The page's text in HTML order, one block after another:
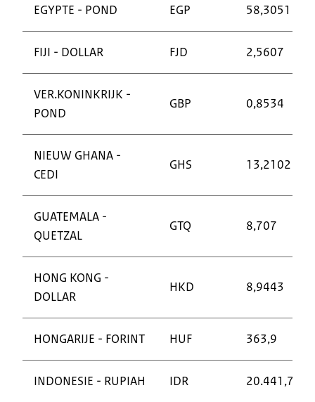
EGYPTE - POND EGP 58,3051
FIJI - DOLLAR FJD 2,5607
VER.KONINKRIJK -
POND
GBP 0,8534
NIEUW GHANA -
CEDI
GHS 13,2102
GUATEMALA -
QUETZAL
GTQ 8,707
HONG KONG -
DOLLAR
HKD 8,9443
HONGARIJE - FORINT HUF 363,9
INDONESIE - RUPIAH IDR 20.441,71